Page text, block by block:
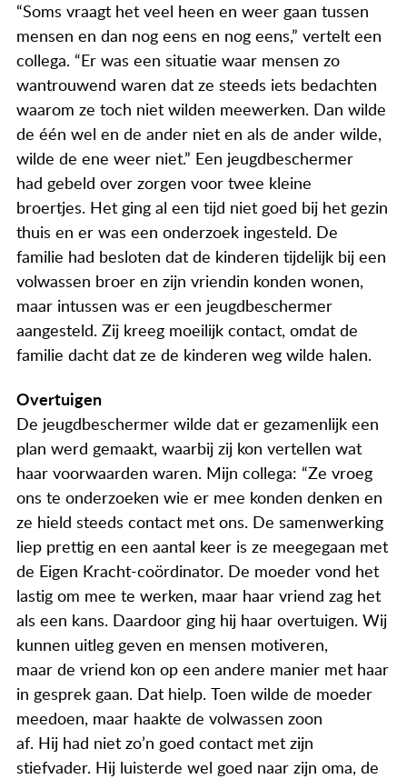
Meedoen
Actueel
Contact
“Soms vraagt het veel heen en weer gaan tussen
mensen en dan nog eens en nog eens,” vertelt een
collega. “Er was een situatie waar mensen zo
wantrouwend waren dat ze steeds iets bedachten
waarom ze toch niet wilden meewerken. Dan wilde
de één wel en de ander niet en als de ander wilde,
wilde de ene weer niet.” Een jeugdbeschermer
had gebeld over zorgen voor twee kleine
broertjes. Het ging al een tijd niet goed bij het gezin
thuis en er was een onderzoek ingesteld. De
familie had besloten dat de kinderen tijdelijk bij een
volwassen broer en zijn vriendin konden wonen,
maar intussen was er een jeugdbeschermer
aangesteld. Zij kreeg moeilijk contact, omdat de
familie dacht dat ze de kinderen weg wilde halen.
Overtuigen
De jeugdbeschermer wilde dat er gezamenlijk een
plan werd gemaakt, waarbij zij kon vertellen wat
haar voorwaarden waren. Mijn collega: “Ze vroeg
ons te onderzoeken wie er mee konden denken en
ze hield steeds contact met ons. De samenwerking
liep prettig en een aantal keer is ze meegegaan met
de Eigen Kracht-coördinator. De moeder vond het
lastig om mee te werken, maar haar vriend zag het
als een kans. Daardoor ging hij haar overtuigen. Wij
kunnen uitleg geven en mensen motiveren,
maar de vriend kon op een andere manier met haar
in gesprek gaan. Dat hielp. Toen wilde de moeder
meedoen, maar haakte de volwassen zoon
af. Hij had niet zo’n goed contact met zijn
stiefvader. Hij luisterde wel goed naar zijn oma, de